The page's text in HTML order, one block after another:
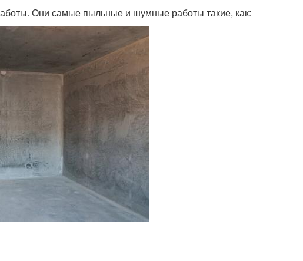
Они самые пыльные и шумные работы такие, как: